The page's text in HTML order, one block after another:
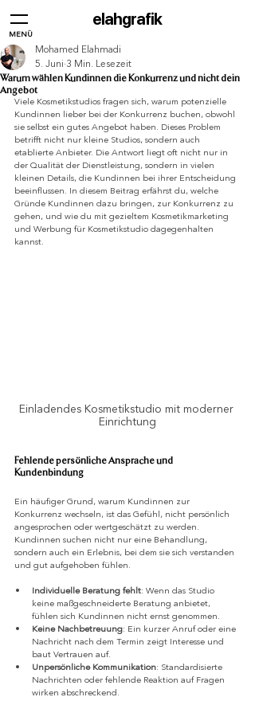
MENÜ
elahgrafik
Warum wählen Kundinnen die Konkurrenz und nicht dein
Angebot
Mohamed Elahmadi
5. Juni 3 Min. Lesezeit
Viele Kosmetikstudios fragen sich, warum potenzielle
Kundinnen lieber bei der Konkurrenz buchen, obwohl
sie selbst ein gutes Angebot haben. Dieses Problem
betrifft nicht nur kleine Studios, sondern auch
etablierte Anbieter. Die Antwort liegt oft nicht nur in
der Qualität der Dienstleistung, sondern in vielen
kleinen Details, die Kundinnen bei ihrer Entscheidung
beeinflussen. In diesem Beitrag erfährst du, welche
Gründe Kundinnen dazu bringen, zur Konkurrenz zu
gehen, und wie du mit gezieltem Kosmetikmarketing
und Werbung für Kosmetikstudio dagegenhalten
kannst.
Einladendes Kosmetikstudio mit moderner
Einrichtung
Fehlende persönliche Ansprache und
Kundenbindung
Ein häufiger Grund, warum Kundinnen zur
Konkurrenz wechseln, ist das Gefühl, nicht persönlich
angesprochen oder wertgeschätzt zu werden.
Kundinnen suchen nicht nur eine Behandlung,
sondern auch ein Erlebnis, bei dem sie sich verstanden
und gut aufgehoben fühlen.
Individuelle Beratung fehlt: Wenn das Studio
keine maßgeschneiderte Beratung anbietet,
fühlen sich Kundinnen nicht ernst genommen.
Keine Nachbetreuung: Ein kurzer Anruf oder eine
Nachricht nach dem Termin zeigt Interesse und
baut Vertrauen auf.
Unpersönliche Kommunikation: Standardisierte
Nachrichten oder fehlende Reaktion auf Fragen
wirken abschreckend.